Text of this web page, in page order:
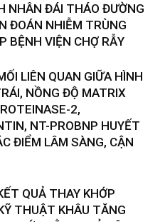
NHÂN ĐÁI THÁO ĐƯỜNG
ĐOÁN NHIỄM TRÙNG
BỆNH VIỆN CHỢ RẪY
LIÊN QUAN GIỮA HÌNH
NỒNG ĐỘ MATRIX
2,
NT-PROBNP HUYẾT
ĐIỂM LÂM SÀNG, CẬN
QUẢ THAY KHỚP
THUẬT KHÂU TĂNG